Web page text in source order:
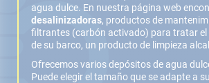
agua dulce. En nuestra página web
desalinizadoras, productos de
filtrantes (carbón activado) para tratar el
de su barco, un producto de limpieza
Ofrecemos varios depósitos de agua
Puede elegir el tamaño que se adapte a